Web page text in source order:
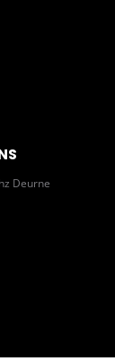
Deurne